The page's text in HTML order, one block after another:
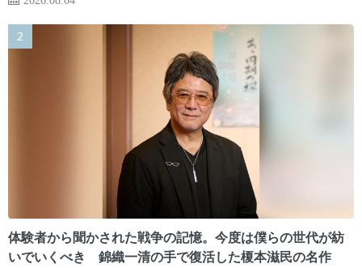
体験者から聞かされた戦争の記憶。今度は僕らの世代が紡
いでいくべき 錦織一清の手で復活した榎本滋民の名作